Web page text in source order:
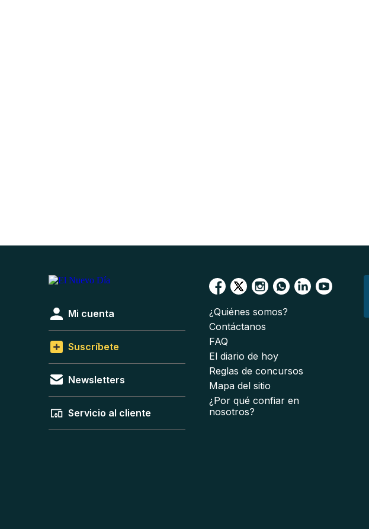
Mi cuenta
Suscríbete
Newsletters
Servicio al cliente
¿Quiénes somos?
Contáctanos
FAQ
El diario de hoy
Reglas de concursos
Mapa del sitio
¿Por qué confiar en
nosotros?